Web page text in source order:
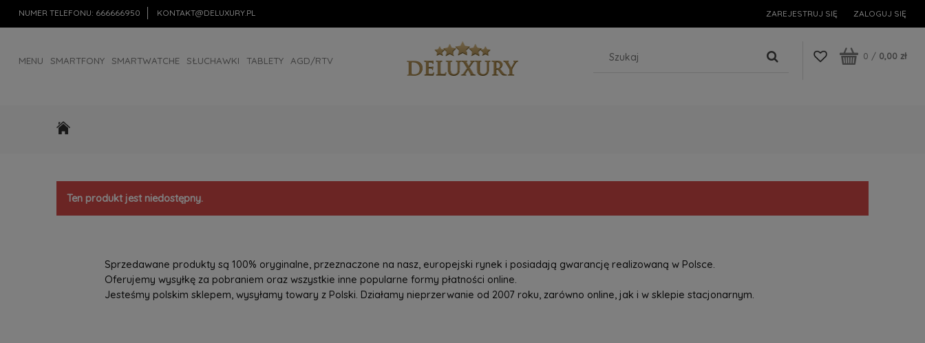
NUMER TELEFONU: 666666950 KONTAKT@DELUXURY.PL ZAREJESTRUJ SIĘ ZALOGUJ SIĘ
MENU SMARTFONY SMARTWATCHE SŁUCHAWKI TABLETY AGD/RTV 0 / 0,00 zł
Ten produkt jest niedostępny.
Sprzedawane produkty są 100% oryginalne, przeznaczone na nasz, europejski rynek i posiadają gwarancję realizowaną w Polsce.
Oferujemy wysyłkę za pobraniem oraz wszystkie inne popularne formy płatności online.
Jesteśmy polskim sklepem, wysyłamy towary z Polski. Działamy nieprzerwanie od 2007 roku, zarówno online, jak i w sklepie stacjonarnym.